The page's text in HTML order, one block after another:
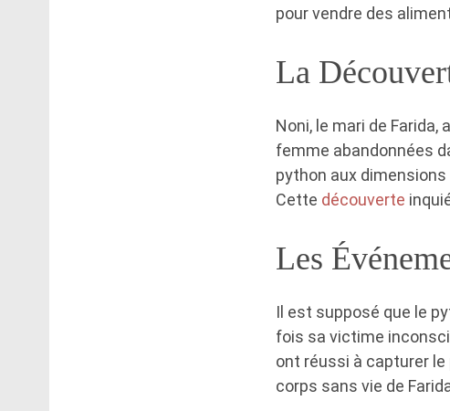
pour vendre des
La
Noni, le mari de
femme abandonnées
python aux
Cette découverte
Les
Il est supposé que le
fois sa victime
ont réussi à capturer le
corps sans vie de